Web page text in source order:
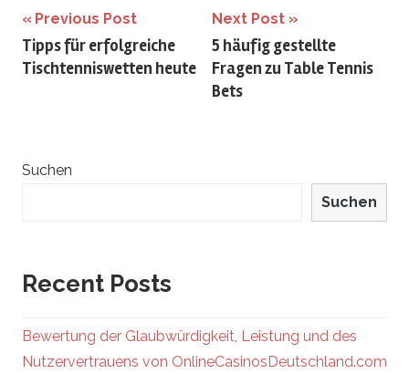
Beitrags-
Navigation
Previous Post
Tipps für erfolgreiche
Tischtenniswetten heute
Next Post
5 häufig gestellte
Fragen zu Table Tennis
Bets
Suchen
Suchen
Recent Posts
Bewertung der Glaubwürdigkeit, Leistung und des
Nutzervertrauens von OnlineCasinosDeutschland.com